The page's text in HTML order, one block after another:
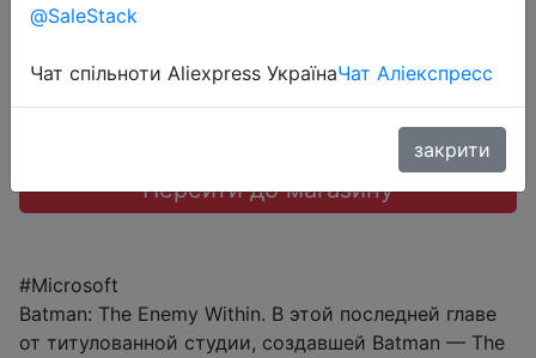
Халява
Перейти до магазину
#Microsoft
Batman: The Enemy Within. В этой последней главе
от титулованной студии, создавшей Batman — The
@SaleStack
Чат спільноти Aliexpress УкраїнаЧат Аліекспресс
закрити